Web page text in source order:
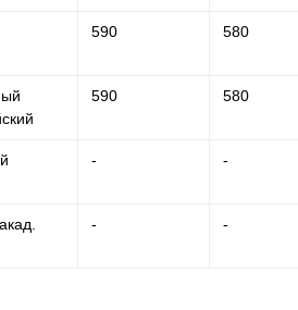
590 580
590 580
- -
- -